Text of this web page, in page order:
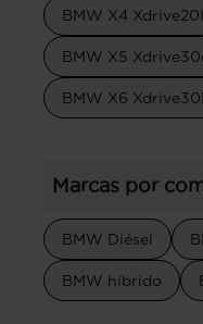
BMW X4 Xdrive20I
BMW X5
BMW X6
Marcas por
BMW Diésel
BMW híbrido